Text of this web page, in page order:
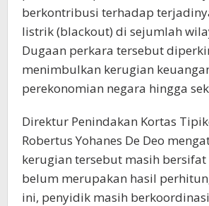
berkontribusi terhadap
listrik (blackout) di sejumlah
Dugaan perkara tersebut
menimbulkan kerugian
perekonomian negara hingga
Direktur Penindakan Kortas
Robertus Yohanes De Deo
kerugian tersebut masih
belum merupakan hasil
ini, penyidik masih